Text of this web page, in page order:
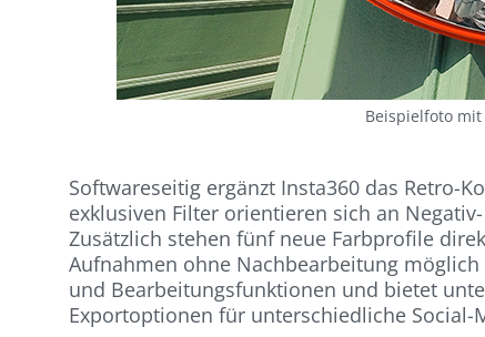
Beispielfoto
Softwareseitig ergänzt Insta360 das Retro-
exklusiven Filter orientieren sich an
Zusätzlich stehen fünf neue Farbprofile
Aufnahmen ohne Nachbearbeitung
und Bearbeitungsfunktionen und bietet
Exportoptionen für unterschiedliche Social-